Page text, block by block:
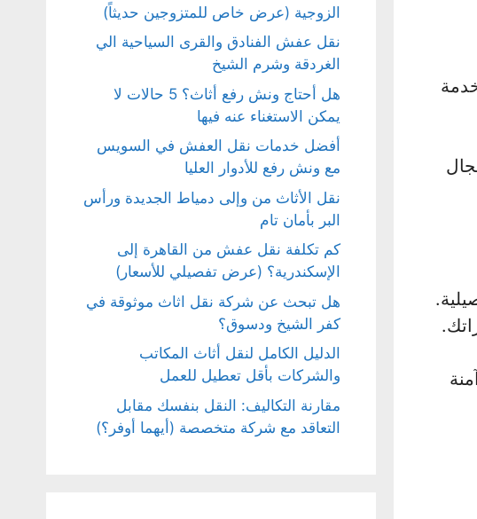
الزوجية (عرض خاص للمتزوجين حديثاً)
نقل عفش الفنادق والقرى السياحية الي
الغردقة وشرم الشيخ
هل أحتاج ونش رفع أثاث؟ 5 حالات لا
يمكن الاستغناء عنه فيها
أفضل خدمات نقل العفش في السويس
مع ونش رفع للأدوار العليا
نقل الأثاث من وإلى دمياط الجديدة ورأس
البر بأمان تام
كم تكلفة نقل عفش من القاهرة إلى
الإسكندرية؟ (عرض تفصيلي للأسعار)
هل تبحث عن شركة نقل اثاث موثوقة في
كفر الشيخ ودسوق؟
الدليل الكامل لنقل أثاث المكاتب
والشركات بأقل تعطيل للعمل
مقارنة التكاليف: النقل بنفسك مقابل
التعاقد مع شركة متخصصة (أيهما أوفر؟)